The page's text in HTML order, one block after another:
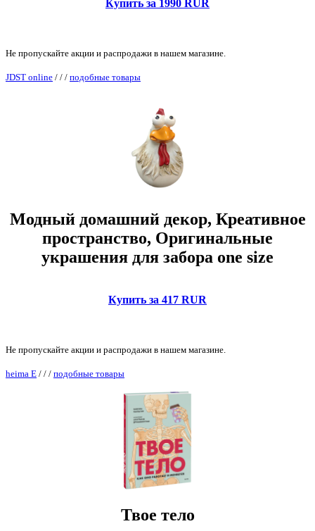
Купить за 1990 RUR
Не пропускайте акции и распродажи в нашем магазине.
JDST online / / / подобные товары
Модный домашний декор, Креативное
пространство, Оригинальные
украшения для забора one size
Купить за 417 RUR
Не пропускайте акции и распродажи в нашем магазине.
heima E / / / подобные товары
Твое тело